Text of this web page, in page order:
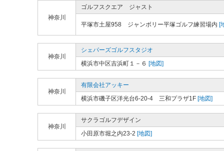
神奈川
ゴルフスクエア ジャスト
平塚市土屋958 ジャンボリー平塚ゴルフ練習場内 [
神奈川
シェパーズゴルフスタジオ
横浜市中区吉浜町１－６ [地図]
神奈川
有限会社アッキー
横浜市磯子区洋光台6-20-4 三和プラザ1F [地図]
神奈川
サクラゴルフデザイン
小田原市堀之内23-2 [地図]